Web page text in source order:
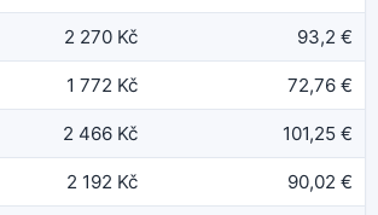
2 270 Kč 93,2 €
1 772 Kč 72,76 €
2 466 Kč 101,25 €
2 192 Kč 90,02 €